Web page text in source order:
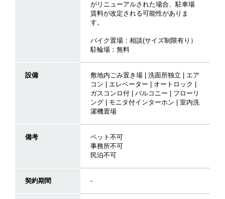
がリニューアルされた場合、駐車場
賃料が改定される可能性がありま
す。
バイク置場：相談(サイズ制限有り）
駐輪場：無料
設備
敷地内ごみ置き場 | 洗面所独立 | エア
コン | エレベーター | オートロック |
ガスコンロ付 | バルコニー | フローリ
ング | モニタ付インターホン | 室内洗
濯機置場
備考
ペット不可
事務所不可
民泊不可
契約期間 -